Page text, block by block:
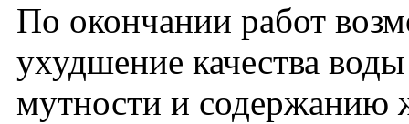
По окончании работ
ухудшение качества
мутности и содержанию